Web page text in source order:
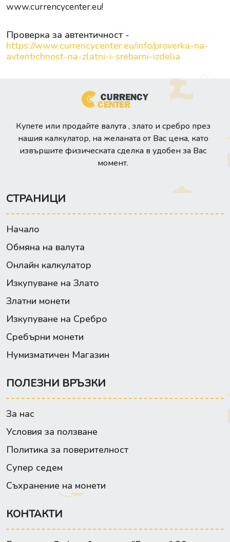
www.currencycenter.eu!
Проверка за автентичност -
https://www.currencycenter.eu/info/proverka-na-
avtentichnost-na-zlatni-i-srebarni-izdelia
Купете или продайте валута , злато и сребро през
нашия калкулатор, на желаната от Вас цена, като
извършите физическата сделка в удобен за Вас
момент.
СТРАНИЦИ
Начало
Обмяна на валута
Онлайн калкулатор
Изкупуване на Злато
Златни монети
Изкупуване на Сребро
Сребърни монети
Нумизматичен Магазин
ПОЛЕЗНИ ВРЪЗКИ
За нас
Условия за ползване
Политика за поверителност
Супер седем
Съхранение на монети
КОНТАКТИ